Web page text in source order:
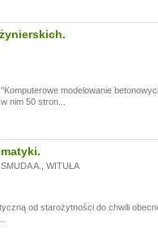
modelowanie
nim 50 stron...
SMUDA A.
WITUŁA
od starożytności do chwili